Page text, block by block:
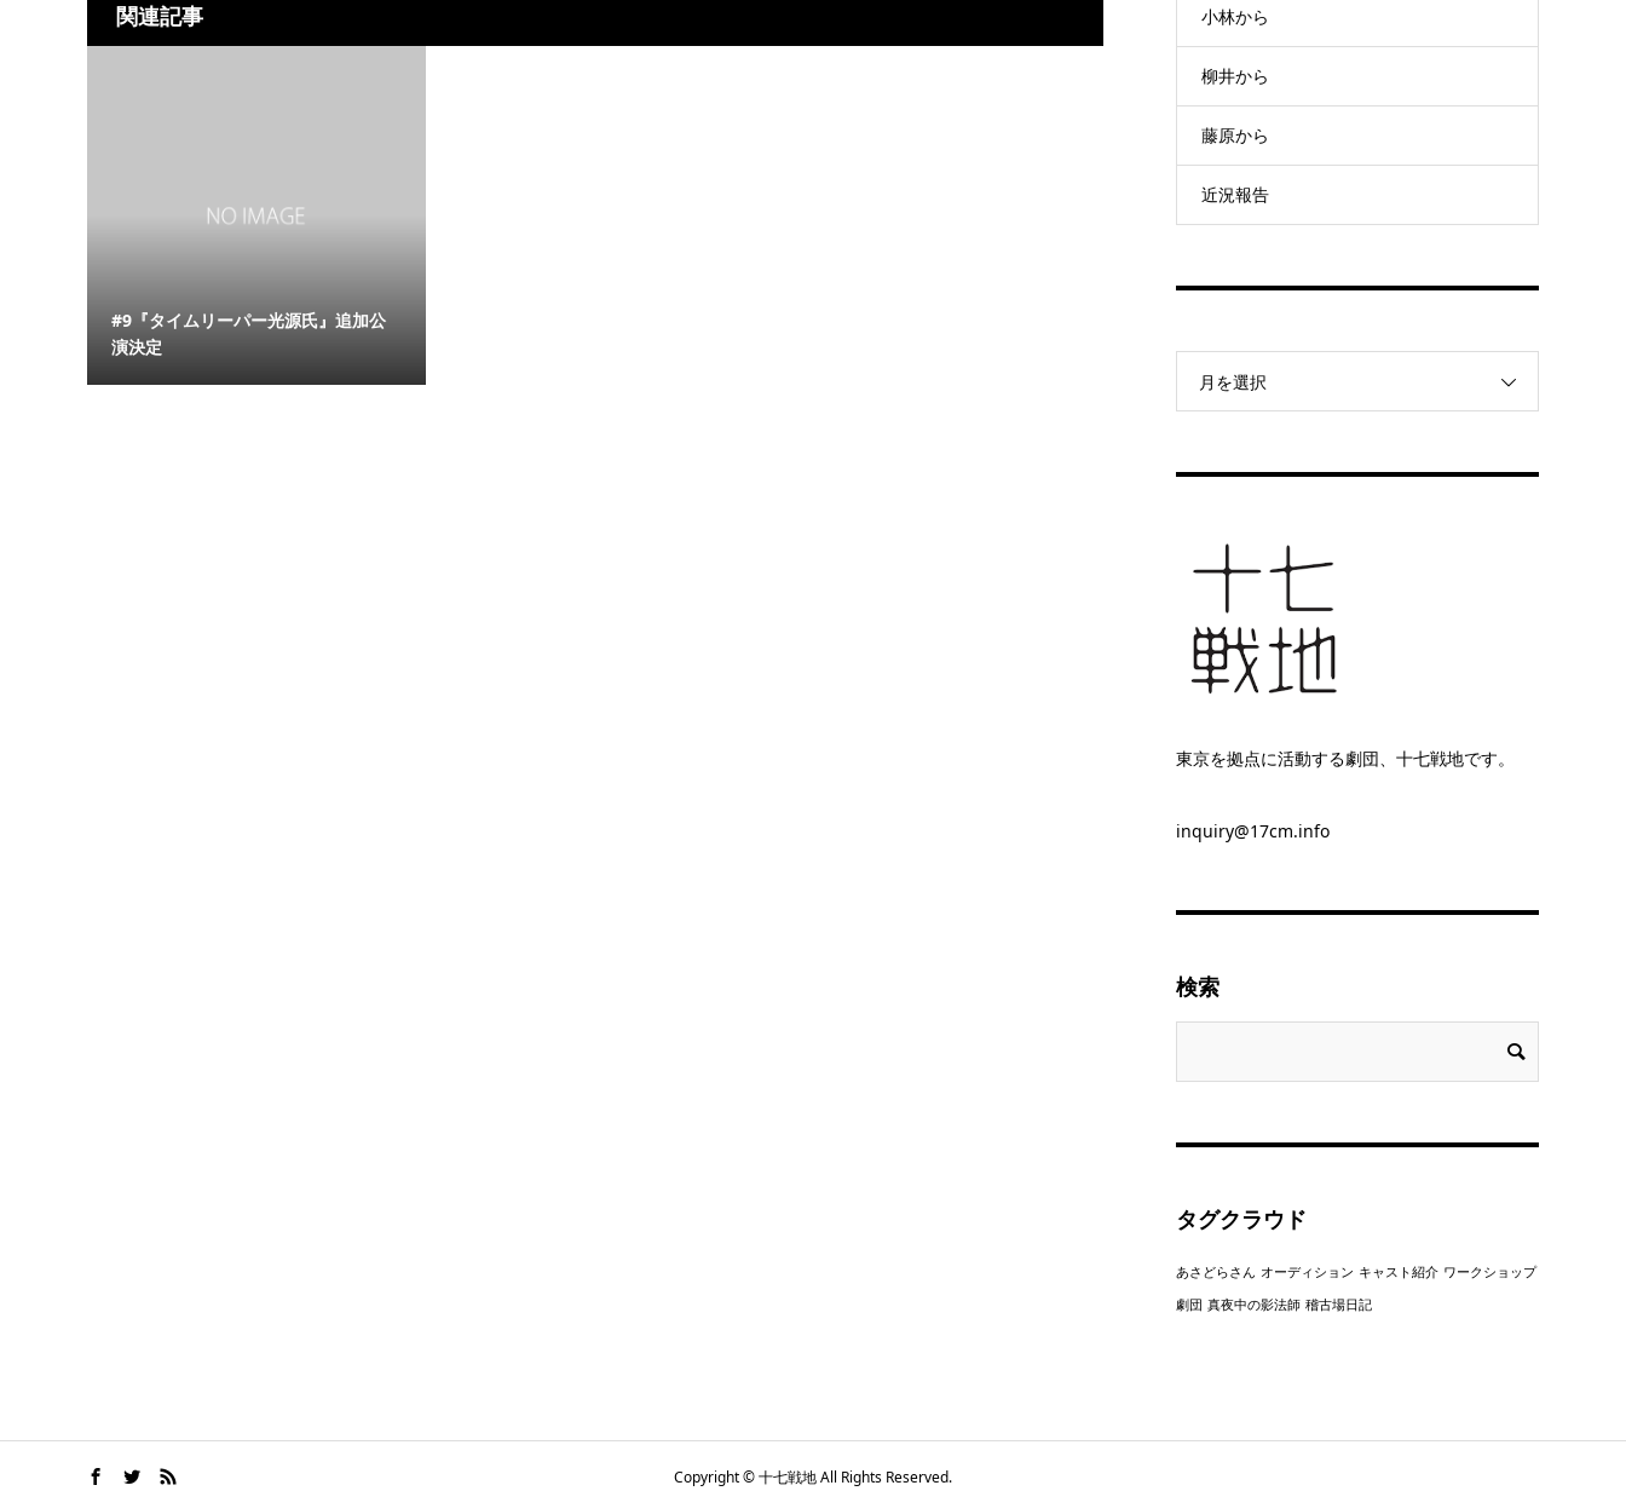
関連記事
#9『タイムリーパー光源氏』追加公
演決定
小林から
柳井から
藤原から
近況報告
月を選択
東京を拠点に活動する劇団、十七戦地です。
inquiry@17cm.info
検索
タグクラウド
あさどらさん オーディション キャスト紹介 ワークショップ
劇団 真夜中の影法師 稽古場日記
Copyright © 十七戦地 All Rights Reserved.